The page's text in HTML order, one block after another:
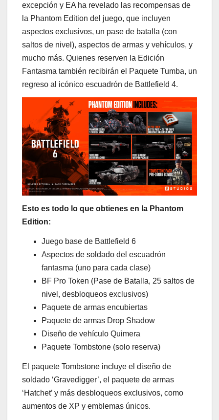
excepción y EA ha revelado las recompensas de
la Phantom Edition del juego, que incluyen
aspectos exclusivos, un pase de batalla (con
saltos de nivel), aspectos de armas y vehículos, y
mucho más. Quienes reserven la Edición
Fantasma también recibirán el Paquete Tumba, un
regreso al icónico escuadrón de Battlefield 4.
Esto es todo lo que obtienes en la Phantom
Edition:
Juego base de Battlefield 6
Aspectos de soldado del escuadrón
fantasma (uno para cada clase)
BF Pro Token (Pase de Batalla, 25 saltos de
nivel, desbloqueos exclusivos)
Paquete de armas encubiertas
Paquete de armas Drop Shadow
Diseño de vehículo Quimera
Paquete Tombstone (solo reserva)
El paquete Tombstone incluye el diseño de
soldado ‘Gravedigger’, el paquete de armas
‘Hatchet’ y más desbloqueos exclusivos, como
aumentos de XP y emblemas únicos.